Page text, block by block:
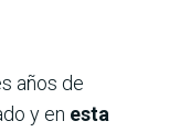
años de
y en esta